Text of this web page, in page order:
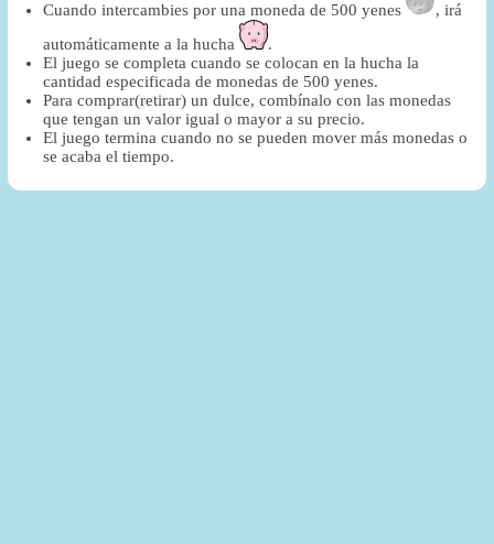
Cuando intercambies por una moneda de 500 yenes
, irá
automáticamente a la hucha
.
El juego se completa cuando se colocan en la hucha la
cantidad especificada de monedas de 500 yenes.
Para comprar(retirar) un dulce, combínalo con las monedas
que tengan un valor igual o mayor a su precio.
El juego termina cuando no se pueden mover más monedas o
se acaba el tiempo.